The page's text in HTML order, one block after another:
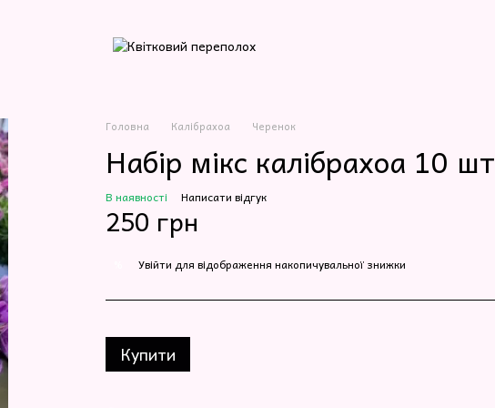
Головна Калібрахоа Черенок
Набір мікс калібрахоа 10 шт
В наявності Написати відгук
250 грн
Увійти для відображення накопичувальної знижки
Купити